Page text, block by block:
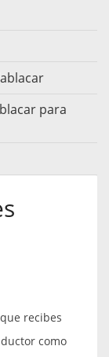
para
recibes
como